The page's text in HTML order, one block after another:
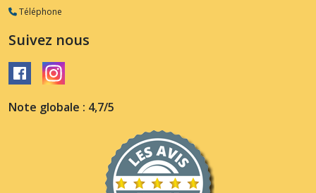
Téléphone
Suivez nous
Note globale : 4,7/5